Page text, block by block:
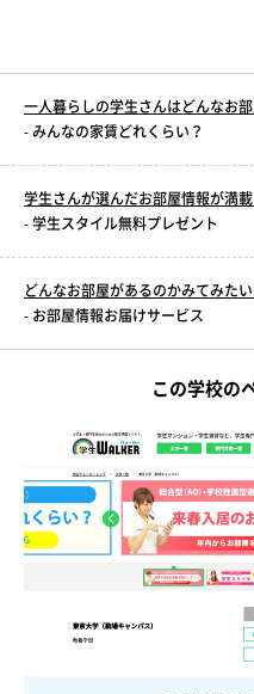
一人暮らしの学生さんはどんなお
- みんなの家賃どれくらい？
学生さんが選んだお部屋情報が満載
- 学生スタイル無料プレゼント
どんなお部屋があるのかみてみたい
- お部屋情報お届けサービス
この学校の